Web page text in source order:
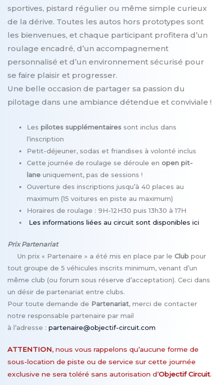
sportives, pistard régulier ou même simple curieux
de la dérive. Toutes les autos hors prototypes sont
les bienvenues, et chaque participant profitera d’un
roulage encadré, d’un accompagnement
personnalisé et d’un environnement sécurisé pour
se faire plaisir et progresser.
Une belle occasion de partager sa passion du
pilotage dans une ambiance détendue et conviviale !
Les pilotes supplémentaires sont inclus dans
l’inscription
Petit-déjeuner, sodas et friandises à volonté inclus
Cette journée de roulage se déroule en open pit-
lane uniquement, pas de sessions !
Ouverture des inscriptions jusqu’à 40 places au
maximum (15 voitures en piste au maximum)
Horaires de roulage : 9H-12H30 puis 13h30 à 17H
Les informations liées au circuit sont disponibles ici
Prix Partenariat
Un prix « Partenaire » a été mis en place par le Club pour
tout groupe de 5 véhicules inscrits minimum, venant d’un
même club (ou forum sous réserve d’acceptation). Ceci dans
un désir de partenariat entre clubs.
Pour toute demande de Partenariat, merci de contacter
notre responsable partenaire par mail
à l’adresse : partenaire@objectif-circuit.com
ATTENTION, nous vous rappelons qu’aucune forme de
sous-location de piste ou de service sur cette journée
exclusive ne sera toléré sans autorisation d’Objectif Circuit.